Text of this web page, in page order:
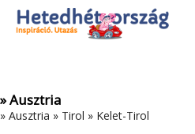
Az oldal sütiket (cookies) használ.
Adatvédelmi tájékoztató
» Ausztria
» Ausztria » Tirol » Kelet-Tirol